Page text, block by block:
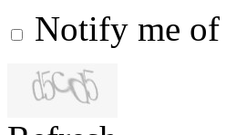
Notify me